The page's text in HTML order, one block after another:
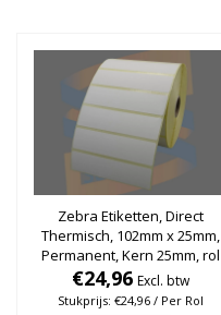
Zebra Etiketten, Direct
Thermisch, 102mm x 25mm,
Permanent, Kern 25mm, rol
à 2.580 stuks
€24,96 Excl. btw
Stukprijs: €24,96 / Per Rol